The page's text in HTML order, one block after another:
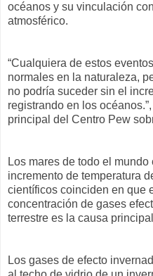
océanos y su vinculación
atmosférico.
“Cualquiera de estos
normales en la naturaleza,
no podría suceder sin el
registrando en los
principal del Centro Pew
Los mares de todo el
incremento de temperatura
científicos coinciden en que
concentración de gases
terrestre es la causa
Los gases de efecto